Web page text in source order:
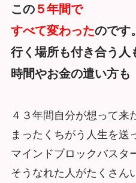
この５年間で
すべて変わったのです。
行く場所も付き合う人
時間やお金の遣い方も
４３年間自分が想って来
まったくちがう人生を送
マインドブロックバスタ
そうなれた人がたくさん